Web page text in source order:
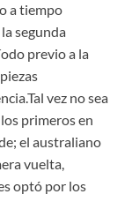
a tiempo
segunda
previo a la
vez no sea
primeros en
el australiano
vuelta,
optó por los